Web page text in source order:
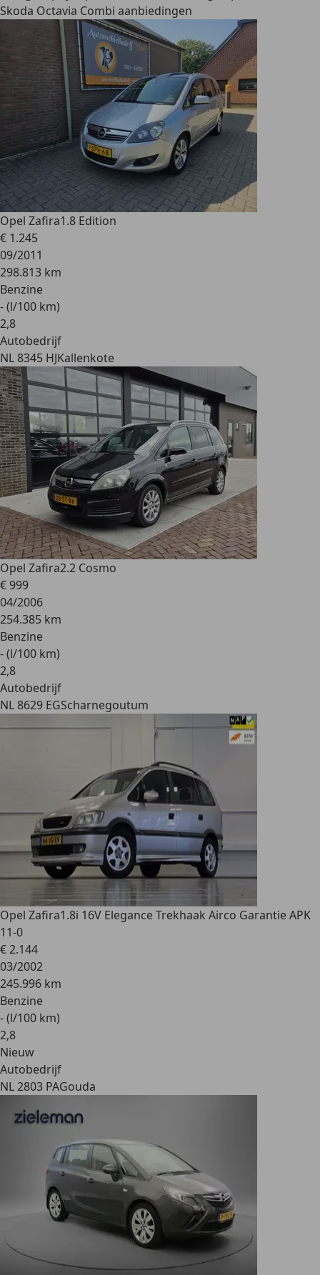
Skoda Octavia Combi aanbiedingen
Opel Zafira1.8 Edition
€ 1.245
09/2011
298.813 km
Benzine
- (l/100 km)
2,8
Autobedrijf
NL 8345 HJKallenkote
Opel Zafira2.2 Cosmo
€ 999
04/2006
254.385 km
Benzine
- (l/100 km)
2,8
Autobedrijf
NL 8629 EGScharnegoutum
Opel Zafira1.8i 16V Elegance Trekhaak Airco Garantie APK
11-0
€ 2.144
03/2002
245.996 km
Benzine
- (l/100 km)
2,8
Nieuw
Autobedrijf
NL 2803 PAGouda